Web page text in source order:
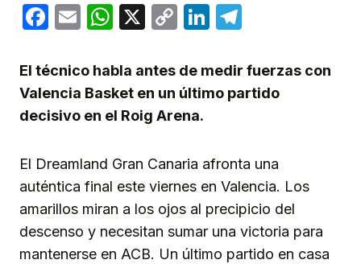
Facebook
EmailWhatsApp
X
CopyLinkedIn
El técnico habla antes de medir fuerzas con
Valencia Basket en un último partido
decisivo en el Roig Arena.
El Dreamland Gran Canaria afronta una
auténtica final este viernes en Valencia. Los
amarillos miran a los ojos al precipicio del
descenso y necesitan sumar una victoria para
mantenerse en ACB. Un último partido en casa